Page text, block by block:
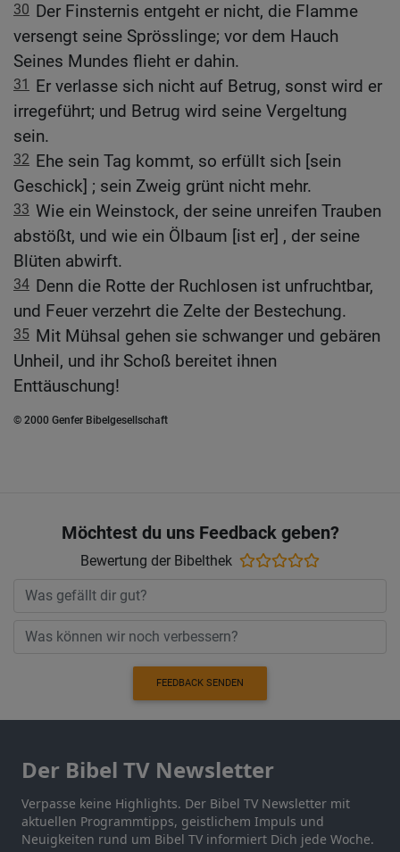
30 Der Finsternis entgeht er nicht, die Flamme
versengt seine Sprösslinge; vor dem Hauch
Seines Mundes flieht er dahin.
31
Er verlasse sich nicht auf Betrug, sonst wird er
irregeführt; und Betrug wird seine Vergeltung
sein.
32 Ehe sein Tag kommt, so erfüllt sich [sein
Geschick] ; sein Zweig grünt nicht mehr.
33 Wie ein Weinstock, der seine unreifen Trauben
abstößt, und wie ein Ölbaum [ist er] , der seine
Blüten abwirft.
34 Denn die Rotte der Ruchlosen ist unfruchtbar,
und Feuer verzehrt die Zelte der Bestechung.
35 Mit Mühsal gehen sie schwanger und gebären
Unheil, und ihr Schoß bereitet ihnen
Enttäuschung!
© 2000 Genfer Bibelgesellschaft
Möchtest du uns Feedback geben?
Bewertung der Bibelthek
FEEDBACK SENDEN
Der Bibel TV Newsletter
Verpasse keine Highlights. Der Bibel TV Newsletter mit
aktuellen Programmtipps, geistlichem Impuls und
Neuigkeiten rund um Bibel TV informiert Dich jede Woche.